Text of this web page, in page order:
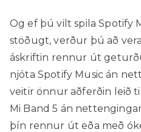
Og ef þú vilt spila Spotify
stöðugt, verður þú að
áskriftin rennur út
njóta Spotify Music án
veitir önnur aðferðin leið
Mi Band 5 án
þín rennur út eða með